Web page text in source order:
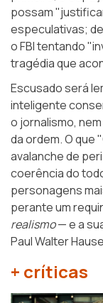
possam
especulativas;
o FBI tentando
tragédia que
Escusado será
inteligente
o jornalismo,
da ordem. O que
avalanche de
coerência do
personagens
perante um
realismo— e a
Paul Walter
+ críticas